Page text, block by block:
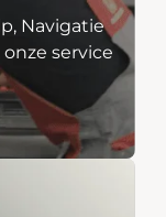
Navigatie
service